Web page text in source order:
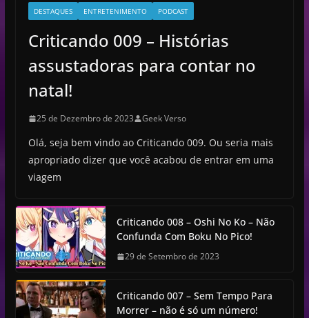
DESTAQUES ENTRETENIMENTO PODCAST
Criticando 009 – Histórias
assustadoras para contar no
natal!
25 de Dezembro de 2023 Geek Verso
Olá, seja bem vindo ao Criticando 009. Ou seria mais
apropriado dizer que você acabou de entrar em uma
viagem
Criticando 008 – Oshi No Ko – Não
Confunda Com Boku No Pico!
29 de Setembro de 2023
Criticando 007 – Sem Tempo Para
Morrer – não é só um número!